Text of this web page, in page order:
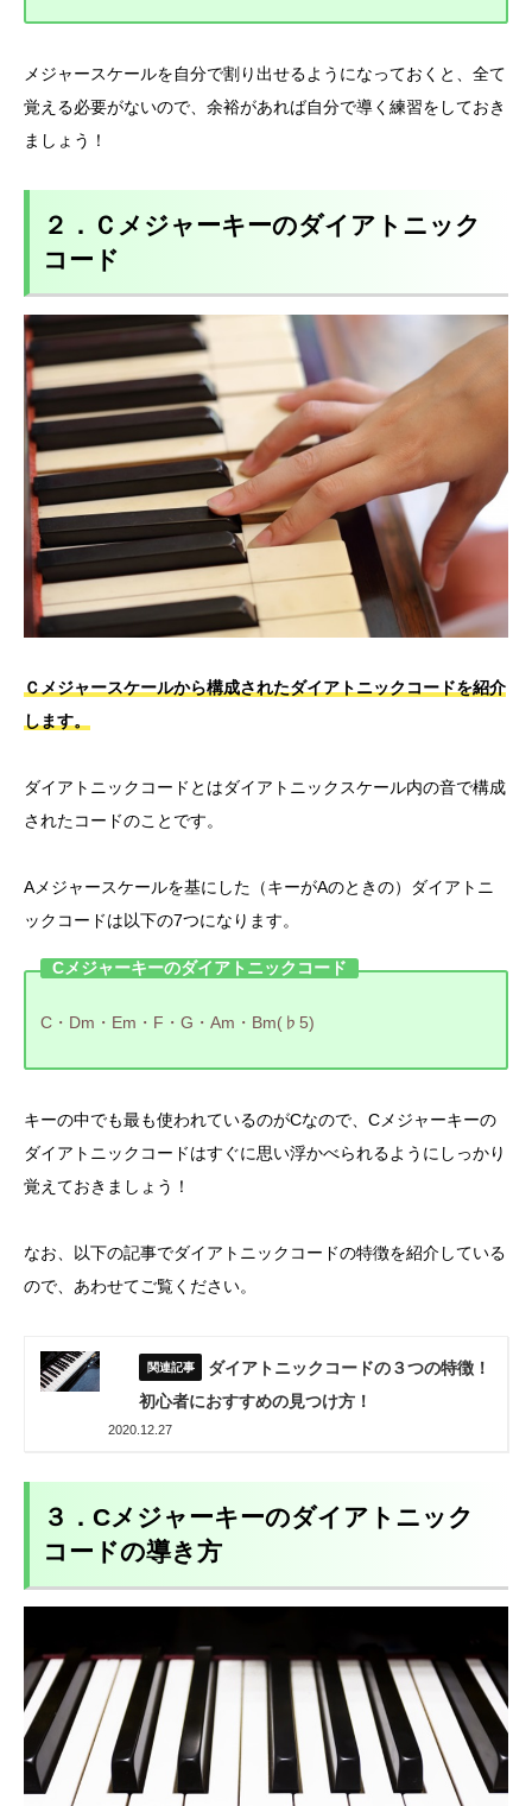
メジャースケールを自分で割り出せるようになっておくと、全て
覚える必要がないので、余裕があれば自分で導く練習をしておき
ましょう！
２．Ｃメジャーキーのダイアトニック
コード
Ｃメジャースケールから構成されたダイアトニックコードを紹介
します。
ダイアトニックコードとはダイアトニックスケール内の音で構成
されたコードのことです。
Aメジャースケールを基にした（キーがAのときの）ダイアトニ
ックコードは以下の7つになります。
Cメジャーキーのダイアトニックコード
C・Dm・Em・F・G・Am・Bm(♭5)
キーの中でも最も使われているのがCなので、Cメジャーキーの
ダイアトニックコードはすぐに思い浮かべられるようにしっかり
覚えておきましょう！
なお、以下の記事でダイアトニックコードの特徴を紹介している
ので、あわせてご覧ください。
ダイアトニックコードの３つの特徴！
初心者におすすめの見つけ方！
2020.12.27
３．Cメジャーキーのダイアトニック
コードの導き方